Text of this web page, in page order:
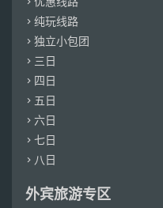

 纯玩线路
 独立小包团
 三日
 四日
 五日
 六日
 七日
 八日
外宾旅游专区